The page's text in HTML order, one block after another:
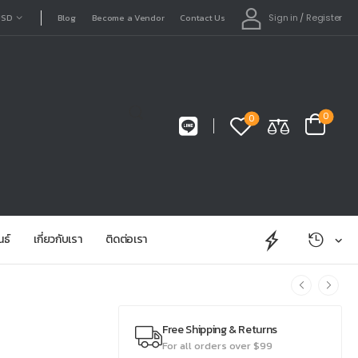
Blog Become a Vendor Contact Us Sign in / Register
0 0
ธ์ เกี่ยวกับเรา ติดต่อเรา
Free Shipping & Returns
For all orders over $99